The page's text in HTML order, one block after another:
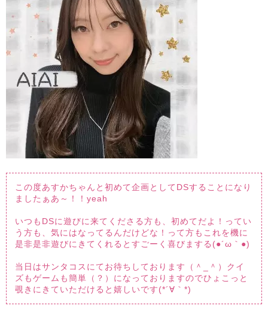
この度あすかちゃんと初めて企画としてDSすることになり
ましたぁあ～！！yeah
いつもDSに遊びに来てくださる方も、初めてだよ！ってい
う方も、気にはなってるんだけどな！って方もこれを機に
是非是非遊びにきてくれるとすごーく喜びまする(●´ω｀●)
当日はサンタコスにてお待ちしております（＾_＾）クイ
ズもゲームも簡単（？）になっておりますのでひょこっと
覗きにきていただけると嬉しいです(*´∀｀*)